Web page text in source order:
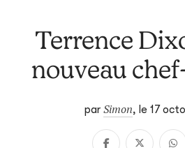
Terrence
nouveau
par Simon, le 17